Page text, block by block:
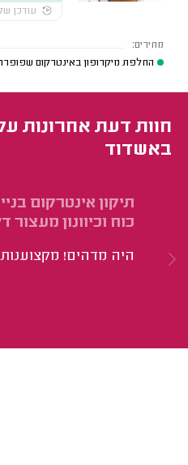
עודכן
מחירים:
החלפת מיקרופון באינטרקום
חוות דעת אחרונות
באשדוד
תיקון אינטרקום
כוח וכיוונון מעצור
היה מדהים!